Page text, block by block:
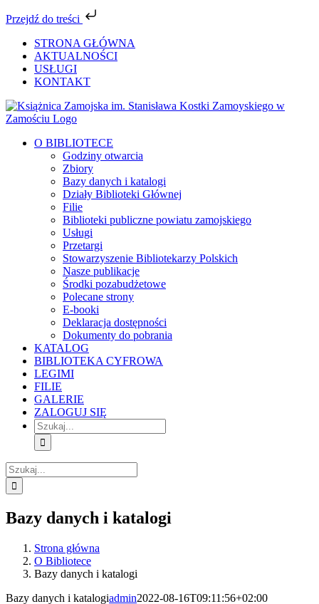
Przejdź do treści
zawartości
STRONA GŁÓWNA
AKTUALNOŚCI
USŁUGI
KONTAKT
Facebook
YouTube
Instagram
Tiktok
O BIBLIOTECE
Godziny otwarcia
Zbiory
Bazy danych i katalogi
Działy Biblioteki Głównej
Filie
Biblioteki publiczne powiatu zamojskiego
Usługi
Przetargi
Stowarzyszenie Bibliotekarzy Polskich
Nasze publikacje
Środki pozabudżetowe
Polecane strony
E-booki
Deklaracja dostępności
Dokumenty do pobrania
KATALOG
BIBLIOTEKA CYFROWA
LEGIMI
FILIE
GALERIE
ZALOGUJ SIĘ
Szukaj
Szukaj
Bazy danych i katalogi
Strona główna
O Bibliotece
Bazy danych i katalogi
Bazy danych i katalogiadmin2022-08-16T09:11:56+02:00